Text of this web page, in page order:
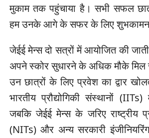
मुकाम तक पहुंचाया है। सभी सफल
हम उनके आगे के सफर के लिए
जेईई मेन्स दो सत्रों में आयोजित की
अपने स्कोर सुधारने के अधिक मौके
उन छात्रों के लिए प्रवेश का द्वार
भारतीय प्रौद्योगिकी संस्थानों
जबकि जेईई मेन्स के जरिए राष्ट्रीय
(NITs) और अन्य सरकारी